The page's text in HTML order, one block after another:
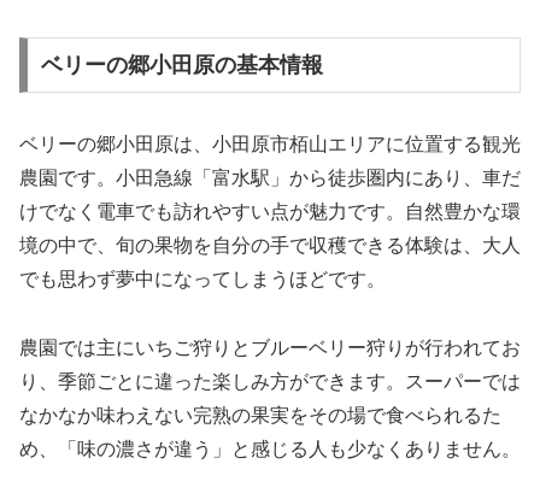
ベリーの郷小田原の基本情報
ベリーの郷小田原は、小田原市栢山エリアに位置する観光
農園です。小田急線「富水駅」から徒歩圏内にあり、車だ
けでなく電車でも訪れやすい点が魅力です。自然豊かな環
境の中で、旬の果物を自分の手で収穫できる体験は、大人
でも思わず夢中になってしまうほどです。
農園では主にいちご狩りとブルーベリー狩りが行われてお
り、季節ごとに違った楽しみ方ができます。スーパーでは
なかなか味わえない完熟の果実をその場で食べられるた
め、「味の濃さが違う」と感じる人も少なくありません。